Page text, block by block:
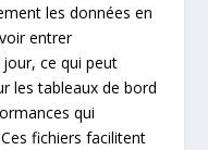
les données en
entrer
ce qui peut
les tableaux de bord
qui
fichiers facilitent